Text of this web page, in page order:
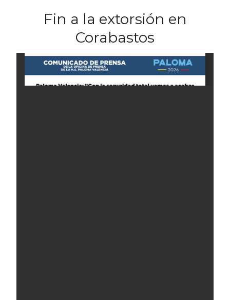
Fin a la extorsión en
Corabastos